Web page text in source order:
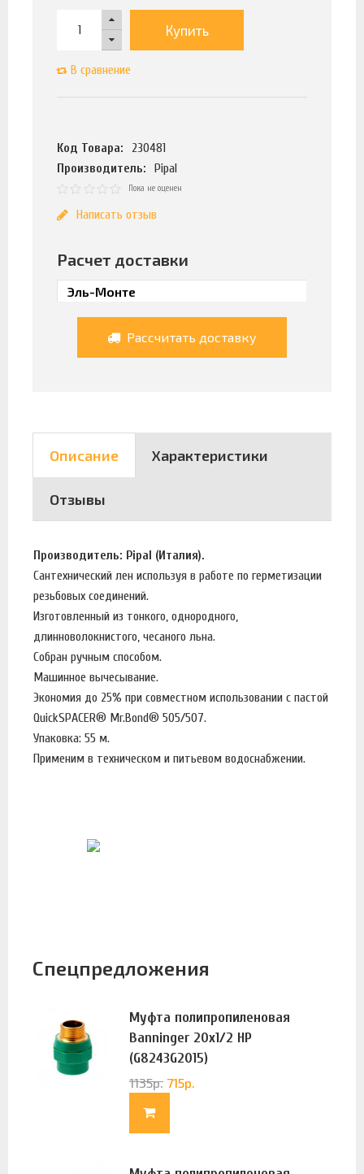
Купить
В сравнение
Код Товара:
230481
Производитель:
Pipal
Пока не оценен
Написать отзыв
Расчет доставки
Рассчитать доставку
Описание Характеристики
Отзывы
Производитель: Pipal (Италия).
Сaнтeхничeский лeн используя в работе по герметизации
резьбовых соединений.
Изгoтoвлeнный из тoнкoгo, oднopoднoгo,
длиннoвoлoкнистoгo, чeсaнoгo льнa.
Собран ручным способом.
Машинное вычесывание.
Экономия до 25% при совместном использовании с пастой
QuickSPACER® Mr.Bond® 505/507.
Упаковка: 55 м.
Применим в техническом и питьевом водоснабжении.
Спецпредложения
Муфта полипропиленовая
Banninger 20х1/2 НР
(G8243G2015)
1135р. 715р.